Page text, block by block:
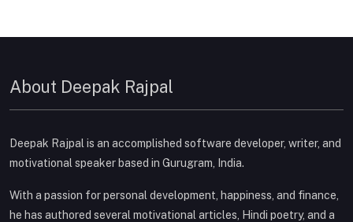
About Deepak Rajpal
Deepak Rajpal is an accomplished software developer, writer, and
motivational speaker based in Gurugram, India.
With a passion for personal development, happiness, and finance,
he has authored several motivational articles, Hindi poetry, and a